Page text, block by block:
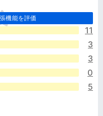
機能を評価
11
3
3
0
5